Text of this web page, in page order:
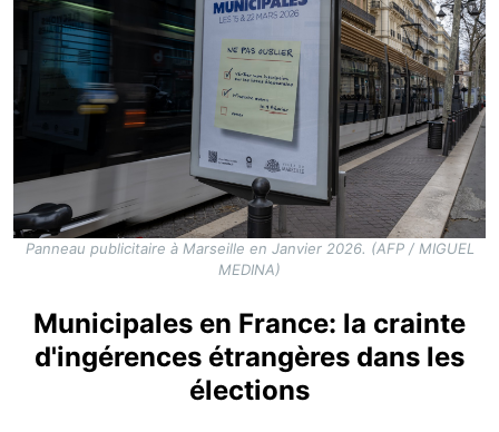
Panneau publicitaire à Marseille en Janvier 2026. (AFP / MIGUEL
MEDINA)
Municipales en France: la crainte
d'ingérences étrangères dans les
élections